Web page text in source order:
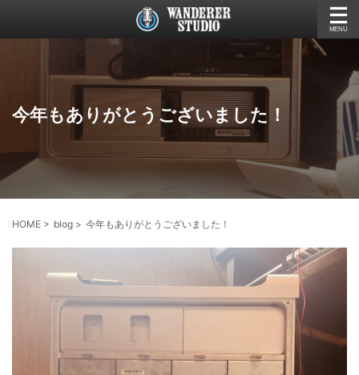
今年もありがとうございました！
HOME > blog > 今年もありがとうございました！